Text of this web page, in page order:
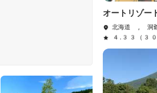
オートリゾ
北海道 , 洞爺
4.33（305